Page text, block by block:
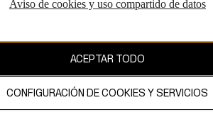
Aviso de cookies y uso compartido de datos
ACEPTAR TODO
CONFIGURACIÓN DE COOKIES Y SERVICIOS